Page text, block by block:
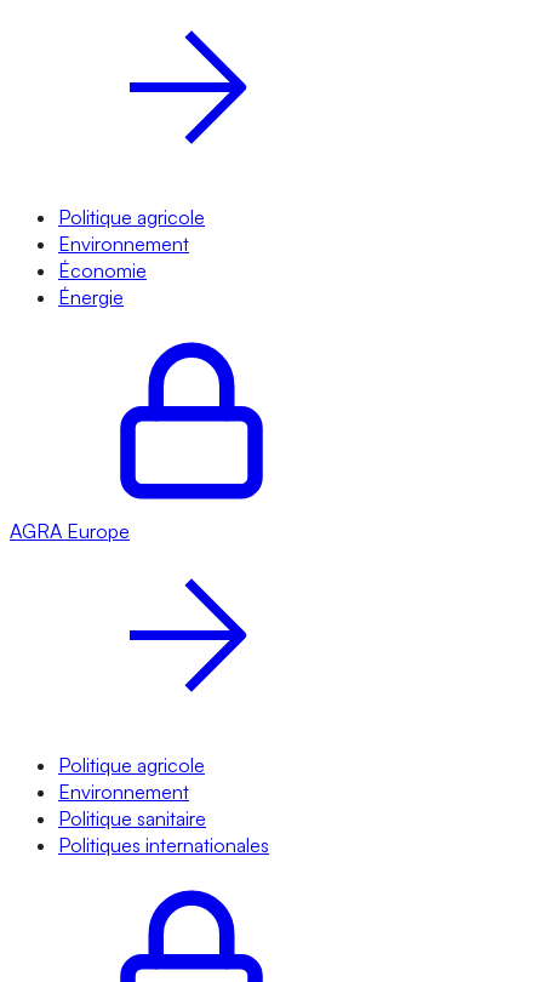
Politique agricole
Environnement
Économie
Énergie
AGRA Europe
Politique agricole
Environnement
Politique sanitaire
Politiques internationales